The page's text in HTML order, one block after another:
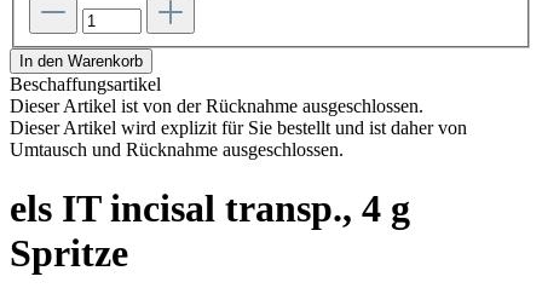
In den Warenkorb
Beschaffungsartikel
Dieser Artikel ist von der Rücknahme ausgeschlossen.
Dieser Artikel wird explizit für Sie bestellt und ist daher von
Umtausch und Rücknahme ausgeschlossen.
els IT incisal transp., 4 g
Spritze